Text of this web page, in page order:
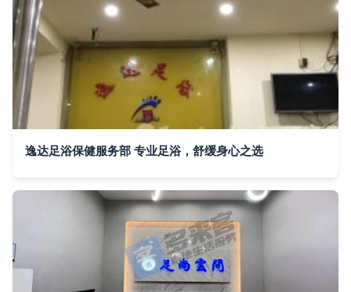
逸达足浴保健服务部 专业足浴，舒缓身心之选